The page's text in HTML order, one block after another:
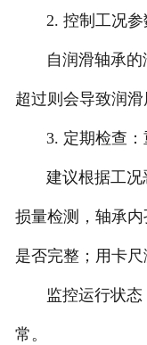
2. 控制工况参
自润滑轴承的润
超过则会导致润滑
3. 定期检查：
建议根据工况
损量检测，轴承
是否完整；用卡尺
监控运行状态
常。